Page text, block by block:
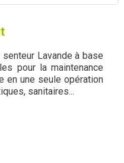
Lavande à base
pour la maintenance
une seule opération
sanitaires...